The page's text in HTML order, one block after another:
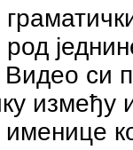
си
именице